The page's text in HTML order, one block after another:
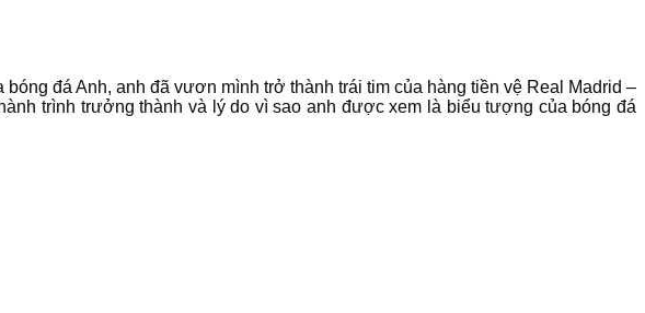
đá Anh, anh đã vươn mình trở thành trái tim của hàng tiền vệ Real Madrid –
trình trưởng thành và lý do vì sao anh được xem là biểu tượng của bóng đá